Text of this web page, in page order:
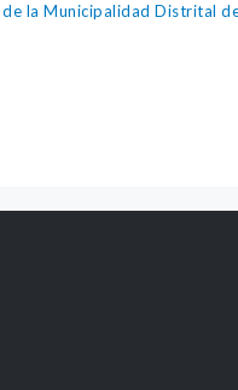
la Municipalidad Distrital